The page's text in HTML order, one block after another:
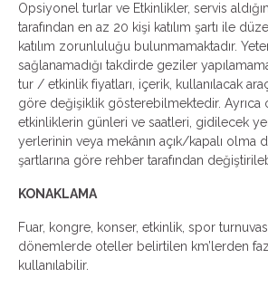
Opsiyonel turlar ve Etkinlikler, servis
tarafından en az 20 kişi katılım şartı ile
katılım zorunluluğu bulunmamaktadır.
sağlanamadığı takdirde geziler
tur / etkinlik fiyatları, içerik, kullanılacak araç
göre değişiklik gösterebilmektedir. Ayrıca
etkinliklerin günleri ve saatleri, gidilecek
yerlerinin veya mekânın açık/kapalı olma
şartlarına göre rehber tarafından
KONAKLAMA
Fuar, kongre, konser, etkinlik, spor
dönemlerde oteller belirtilen km’lerden
kullanılabilir.